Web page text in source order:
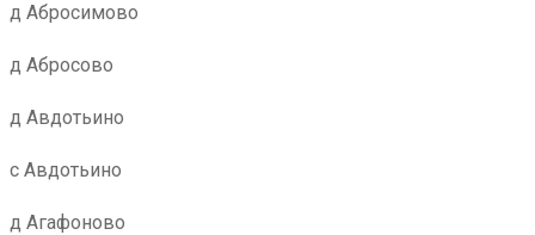
д Абросимово
д Абросово
д Авдотьино
с Авдотьино
д Агафоново